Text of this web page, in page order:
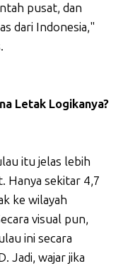
pusat, dan
dari Indonesia,"
Letak Logikanya?
itu jelas lebih
Hanya sekitar 4,7
ke wilayah
visual pun,
ini secara
Jadi, wajar jika